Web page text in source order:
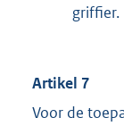
griffier.
Artikel 7
Voor de